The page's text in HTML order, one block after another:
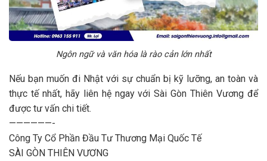
Ngôn ngữ và văn hóa là rào cản lớn nhất
Nếu bạn muốn đi Nhật với sự chuẩn bị kỹ lưỡng, an toàn và
thực tế nhất, hãy liên hệ ngay với Sài Gòn Thiên Vương để
được tư vấn chi tiết.
——————-
Công Ty Cổ Phần Đầu Tư Thương Mại Quốc Tế
SÀI GÒN THIÊN VƯƠNG